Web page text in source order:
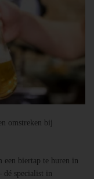
omstreken bij
een biertap te huren in
dé specialist in